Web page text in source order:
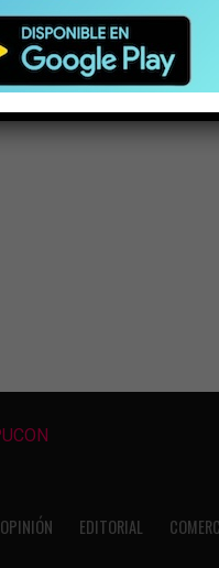
OPINIÓN EDITORIAL